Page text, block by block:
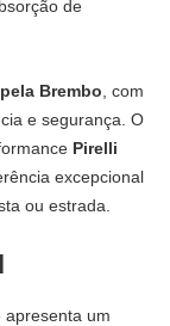
de
Brembo , com
e segurança. O
Pirelli
excepcional
ou estrada.
apresenta um